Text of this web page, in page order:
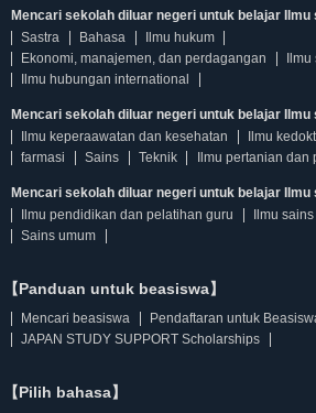
Mencari sekolah diluar negeri untuk belajar Ilmu
Sastra
Bahasa
Ilmu hukum
Ekonomi, manajemen, dan perdagangan
Ilmu hubungan international
Mencari sekolah diluar negeri untuk belajar Ilmu
Ilmu keperaawatan dan kesehatan
Ilmu
farmasi
Sains Teknik Ilmu pertanian dan
Mencari sekolah diluar negeri untuk belajar Ilmu
Ilmu pendidikan dan pelatihan guru
Ilmu
Sains umum
【Panduan untuk beasiswa】
Mencari beasiswa
Pendaftaran untuk
JAPAN STUDY SUPPORT Scholarships
【Pilih bahasa】